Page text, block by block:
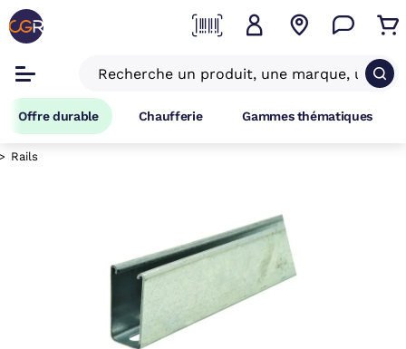
Offre durable Chaufferie Gammes thématiques
Rails